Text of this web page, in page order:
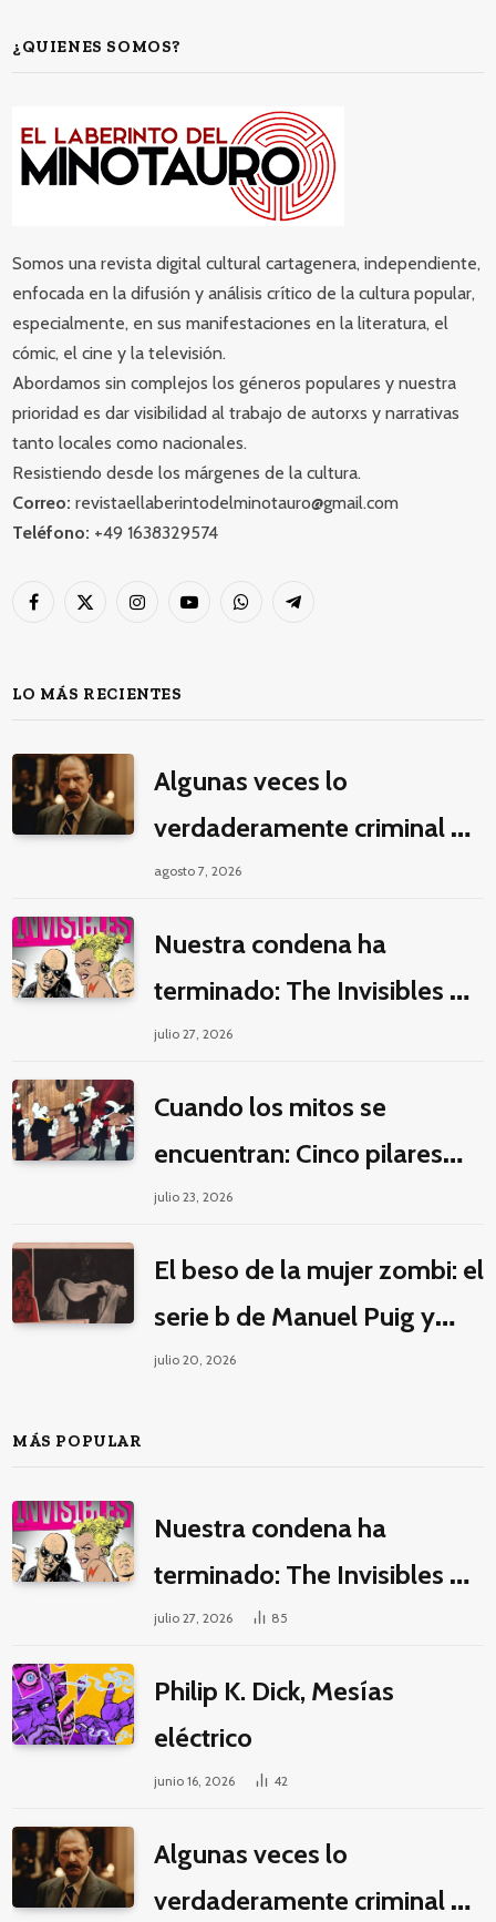
¿QUIENES SOMOS?
Somos una revista digital cultural cartagenera, independiente,
enfocada en la difusión y análisis crítico de la cultura popular,
especialmente, en sus manifestaciones en la literatura, el
cómic, el cine y la televisión.
Abordamos sin complejos los géneros populares y nuestra
prioridad es dar visibilidad al trabajo de autorxs y narrativas
tanto locales como nacionales.
Resistiendo desde los márgenes de la cultura.
Correo: revistaellaberintodelminotauro@gmail.com
Teléfono: +49 1638329574
Facebook
X
InstagramYouTubeWhatsAppTelegram
LO MÁS RECIENTES
Algunas veces lo
verdaderamente criminal es
pasar horas y horas viendo
agosto 7, 2026
Nuestra condena ha
terminado: The Invisibles y
la guerra por la imaginación
julio 27, 2026
Cuando los mitos se
encuentran: Cinco pilares
éticos para una fantasía
julio 23, 2026
El beso de la mujer zombi: el
serie b de Manuel Puig y
Jacques Tourneur
julio 20, 2026
MÁS POPULAR
Nuestra condena ha
terminado: The Invisibles y
la guerra por la imaginación
julio 27, 2026 85
Philip K. Dick, Mesías
eléctrico
junio 16, 2026 42
Algunas veces lo
verdaderamente criminal es